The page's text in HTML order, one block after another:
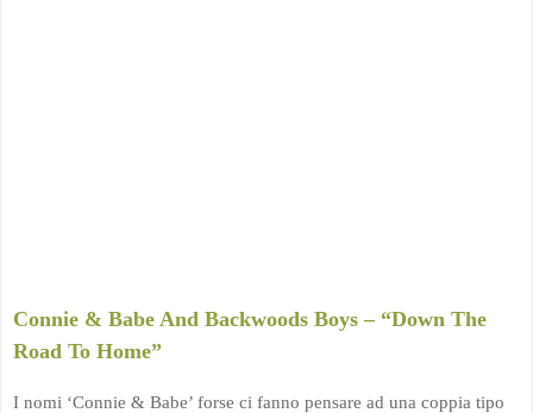
Connie & Babe And Backwoods Boys – “Down The
Road To Home”
I nomi ‘Connie & Babe’ forse ci fanno pensare ad una coppia tipo